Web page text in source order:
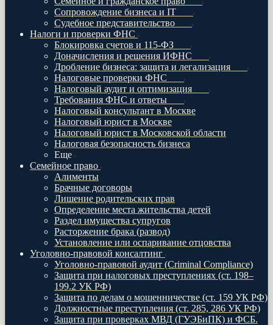
Сопровождение бизнеса и IT
Судебное представительство
Налоги и проверки ФНС
Блокировка счетов и 115-ФЗ
Доначисления и решения ИФНС
Дробление бизнеса: защита и легализация
Налоговые проверки ФНС
Налоговый аудит и оптимизация
Требования ФНС и ответы
Налоговый консультант в Москве
Налоговый юрист в Москве
Налоговый юрист в Московской области
Налоговая безопасность бизнеса
Еще
Семейное право
Алименты
Брачные договоры
Лишение родительских прав
Определение места жительства детей
Раздел имущества супругов
Расторжение брака (развод)
Установление или оспаривание отцовства
Уголовно-правовой консалтинг
Уголовно-правовой аудит (Criminal Compliance)
Защита при налоговых преступлениях (ст. 198–
199.2 УК РФ)
Защита по делам о мошенничестве (ст. 159 УК РФ)
Должностные преступления (ст. 285, 286 УК РФ)
Защита при проверках МВД (ГУЭБиПК) и ФСБ.